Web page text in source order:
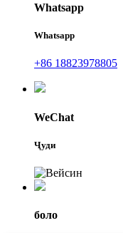
Whatsapp
Whatsapp
+86 18823978805
WeChat
Ҷуди
боло